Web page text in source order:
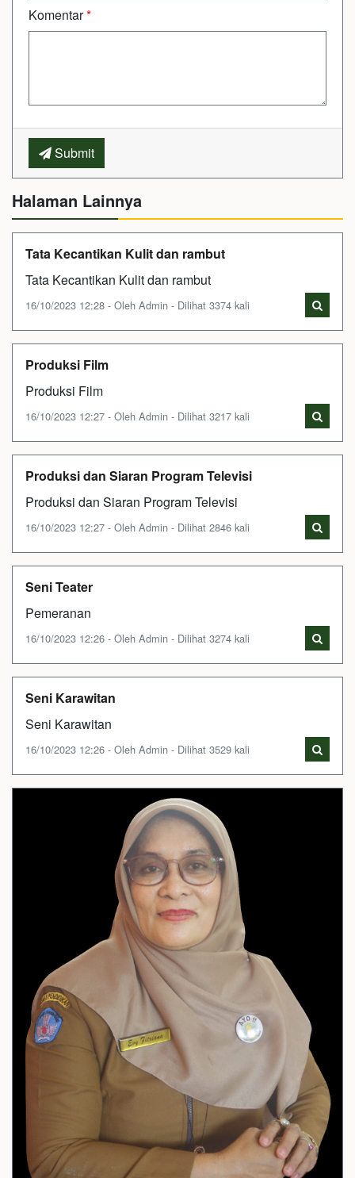
Komentar*
Submit
Halaman Lainnya
Tata Kecantikan Kulit dan rambut
Tata Kecantikan Kulit dan rambut
16/10/2023 12:28 - Oleh Admin - Dilihat 3374 kali
Produksi Film
Produksi Film
16/10/2023 12:27 - Oleh Admin - Dilihat 3217 kali
Produksi dan Siaran Program Televisi
Produksi dan Siaran Program Televisi
16/10/2023 12:27 - Oleh Admin - Dilihat 2846 kali
Seni Teater
Pemeranan
16/10/2023 12:26 - Oleh Admin - Dilihat 3274 kali
Seni Karawitan
Seni Karawitan
16/10/2023 12:26 - Oleh Admin - Dilihat 3529 kali